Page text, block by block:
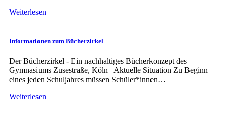
Weiterlesen
Informationen zum Bücherzirkel
Der Bücherzirkel - Ein nachhaltiges Bücherkonzept des
Gymnasiums Zusestraße, Köln Aktuelle Situation Zu Beginn
eines jeden Schuljahres müssen Schüler*innen…
Weiterlesen